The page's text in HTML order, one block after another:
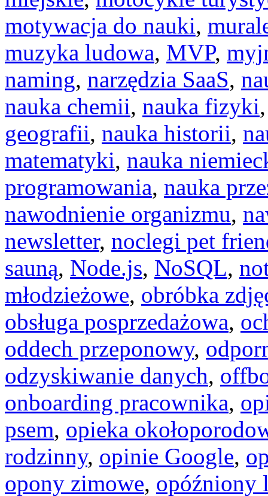
motywacja do nauki,
muzyka ludowa, MVP,
naming, narzędzia SaaS,
nauka chemii, nauka fizyki
geografii, nauka historii,
matematyki, nauka
programowania, nauka
nawodnienie organizmu,
newsletter, noclegi pet
sauną, Node.js, NoSQL,
młodzieżowe, obróbka
obsługa posprzedażowa,
oddech przeponowy,
odzyskiwanie danych,
onboarding pracownika,
psem, opieka
rodzinny, opinie Google,
opony zimowe, opóźniony